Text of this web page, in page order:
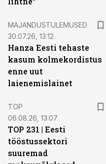
MAJANDUSTULEMUSED
30.07.26, 13:12
Hanza Eesti tehaste
kasum kolmekordistus
enne uut
laienemislainet
TOP
06.08.26, 13:07
TOP 231 | Eesti
tööstussektori
suuremad